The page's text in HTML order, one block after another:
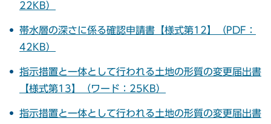
22KB）
帯水層の深さに係る確認申請書【様式第12】（PDF：
42KB）
指示措置と一体として行われる土地の形質の変更届出書
【様式第13】（ワード：25KB）
指示措置と一体として行われる土地の形質の変更届出書